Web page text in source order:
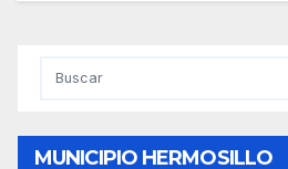
MUNICIPIO HERMOSILLO